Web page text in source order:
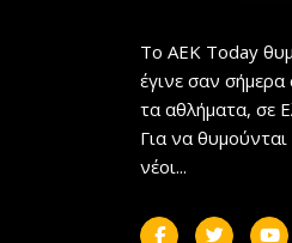
Το AEK Today
έγινε σαν
τα αθλήματα, σε
Για να θυμούνται
νέοι...